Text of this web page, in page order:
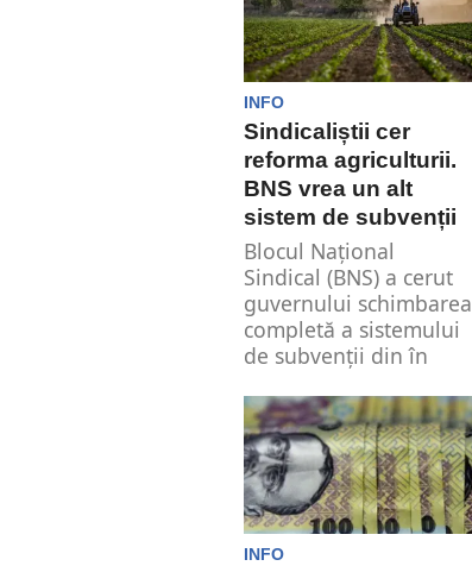
INFO
Sindicaliștii cer
reforma agriculturii.
BNS vrea un alt
sistem de subvenții
Blocul Naţional
Sindical (BNS) a cerut
guvernului schimbarea
completă a sistemului
de subvenții din în
INFO